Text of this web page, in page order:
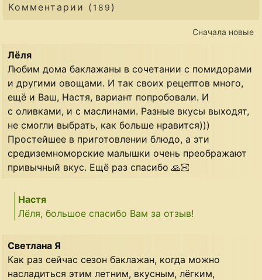
Комментарии ( 189 )
Сначала новые
Лёля
Любим дома баклажаны в сочетании с помидорами
и другими овощами. И так своих рецептов много,
ещё и Ваш, Настя, вариант попробовали. И
с оливками, и с маслинами. Разные вкусы выходят,
не смогли выбрать, как больше нравится)))
Простейшее в приготовлении блюдо, а эти
средиземноморские малышки очень преображают
привычный вкус. Ещё раз спасибо 🙏🏻
Настя
Лёля, большое спасибо Вам за отзыв!
Светлана Я
Как раз сейчас сезон баклажан, когда можно
насладиться этим летним, вкусным, лёгким,